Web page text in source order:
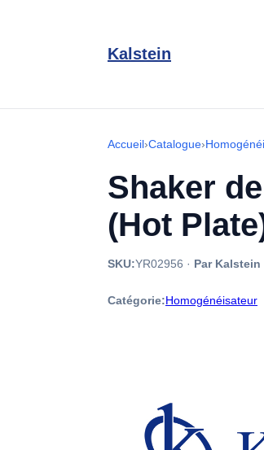
Kalstein
Accueil›Catalogue›
Shaker
(Hot
SKU:YR02956 · Par Kalstein
Catégorie:Homogénéisateur